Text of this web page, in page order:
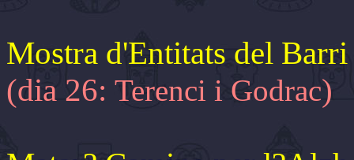
Mostra d'Entitats del
(dia 26: Terenci i Godrac)